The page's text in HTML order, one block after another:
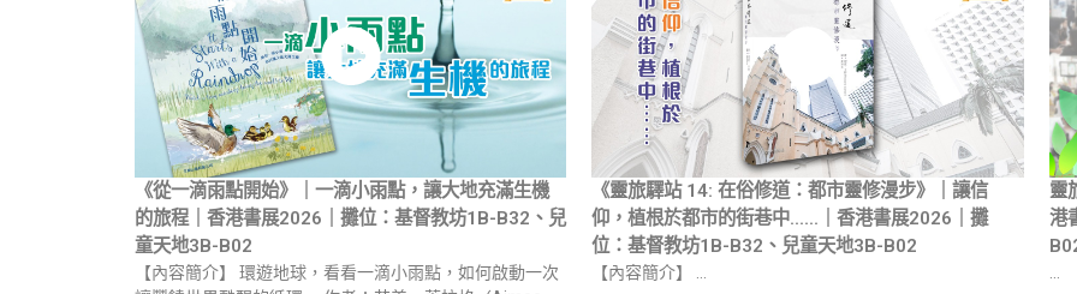
《從一滴雨點開始》｜一滴小雨點，讓大地充滿生機
的旅程｜香港書展2026｜攤位：基督教坊1B-B32、兒
童天地3B-B02
【內容簡介】 環遊地球，看看一滴小雨點，如何啟動一次
《靈旅驛站 14: 在俗修道：都市靈修漫步》｜讓信
仰，植根於都市的街巷中……｜香港書展2026｜攤
位：基督教坊1B-B32、兒童天地3B-B02
【內容簡介】 …
靈
港